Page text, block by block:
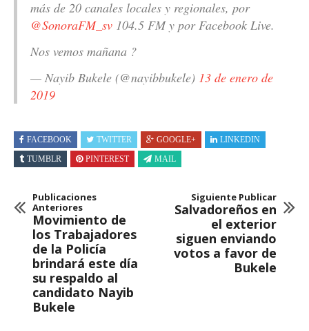
más de 20 canales locales y regionales, por
@SonoraFM_sv 104.5 FM y por Facebook Live.
Nos vemos mañana ?
— Nayib Bukele (@nayibbukele) 13 de enero de
2019
FACEBOOK TWITTER GOOGLE+
LINKEDIN
TUMBLR
PINTEREST MAIL
Publicaciones
Anteriores
Movimiento de
los Trabajadores
de la Policía
brindará este día
su respaldo al
candidato Nayib
Bukele
Siguiente Publicar
Salvadoreños en
el exterior
siguen enviando
votos a favor de
Bukele